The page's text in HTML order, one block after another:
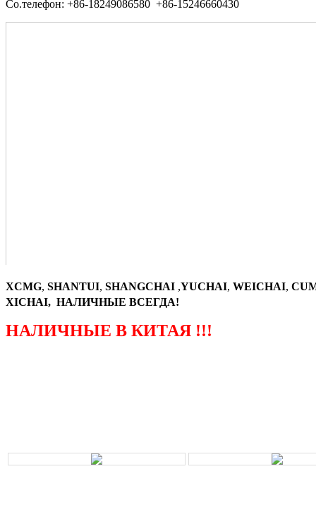
Со.телефон: +86-18249086580 +86-15246660430
XCMG, SHANTUI, SHANGCHAI ,YUCHAI, WEICHAI,
XICHAI, НАЛИЧНЫЕ ВСЕГДА!
НАЛИЧНЫЕ В КИТАЯ !!!